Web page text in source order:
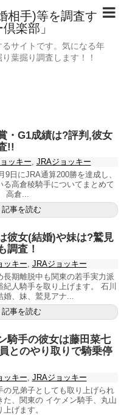
相手)等を調査す
楽部」
サイトです。気になる年
葉掘り調査します！！
・G1成績は?評判,彼女
!!
ッキー
JRAジョッキー
9日にJRA通算200勝を達成し、
る高倉稜騎手についてまとめて
高倉...
記事を読む
彼女(結婚)や妹は?鷲見
調査！
ッキー
JRAジョッキー
長期離脱中も関東の若手実力派
紀人騎手を取り上げます。 石川
、妹、鷲見アナ...
記事を読む
騎手の彼女は藤田菜七
とのやり取りで騎乗停
ッキー
JRAジョッキー
の兄弟子としても取り上げられ
た、関東の イケメン騎手、丸山
げます。